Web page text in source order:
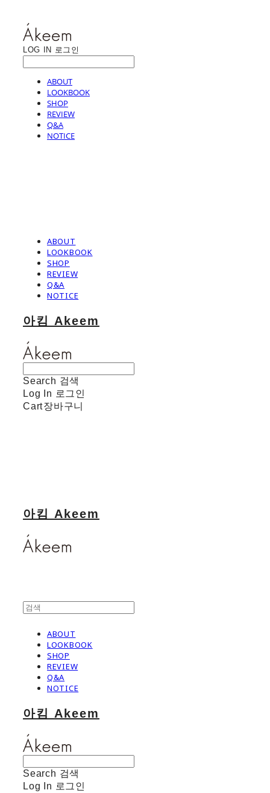
LOG IN 로그인
ABOUT
LOOKBOOK
SHOP
REVIEW
Q&A
NOTICE
ABOUT
LOOKBOOK
SHOP
REVIEW
Q&A
NOTICE
아킴 Akeem
Search 검색
Log In 로그인
Cart장바구니
아킴 Akeem
ABOUT
LOOKBOOK
SHOP
REVIEW
Q&A
NOTICE
아킴 Akeem
Search 검색
Log In 로그인